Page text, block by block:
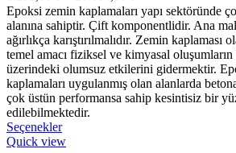
aralığı:
1.293,00 ₺
-
20.684,00 ₺
Epoksi zemin kaplamaları yapı sektöründe
alanına sahiptir. Çift komponentlidir. Ana
ağırlıkça karıştırılmalıdır. Zemin kaplaması
temel amacı fiziksel ve kimyasal
üzerindeki olumsuz etkilerini gidermektir.
kaplamaları uygulanmış olan alanlarda
çok üstün performansa sahip kesintisiz bir
edilebilmektedir.
SeçeneklerBu
ürünün
Quick view